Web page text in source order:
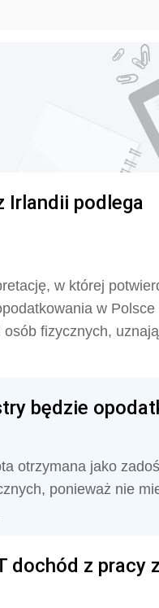
Irlandii podlega
w której
w
fizycznych,
będzie
otrzymana jako
ponieważ nie
dochód z pracy